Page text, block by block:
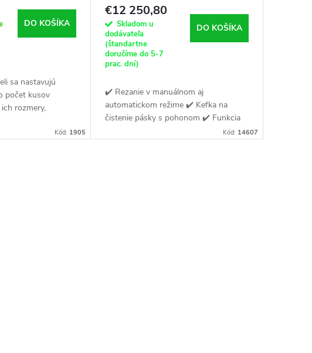
DO KOŠÍKA
sa nastavujú
počet kusov
rozmery,
Kód: 1905
€12 250,80
Skladom u
dodávateľa
(štandartne
doručíme do 5-7
prac. dní)
DO KOŠÍKA
✔️ Rezanie v manuálnom aj
automatickom režime ✔️ Kefka na
čistenie pásky s pohonom ✔️ Funkcia
Kód: 14607